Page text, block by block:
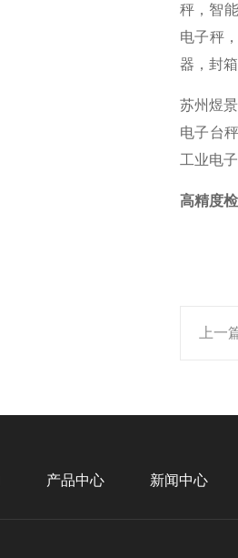
秤，智
电子秤
器，封
苏州煜
电子台
工业电
高精度
上一
产品中心 新闻中心